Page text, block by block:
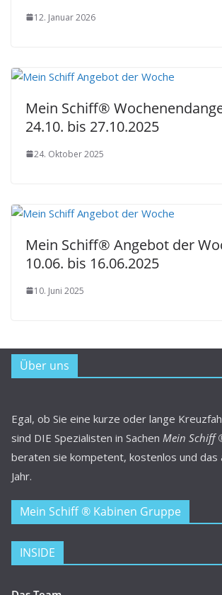
12. Januar 2026
Mein Schiff®
24.10. bis 27.10.2025
24. Oktober 2025
Mein Schiff® Angebot der
10.06. bis 16.06.2025
10. Juni 2025
Über uns
Egal, ob Sie eine kurze oder lange
sind DIE Spezialisten in Sachen Mein Schiff
beraten sie kompetent, kostenlos und das
Jahr.
Mein Schiff ® Kabinen Gruppe
INSIDE